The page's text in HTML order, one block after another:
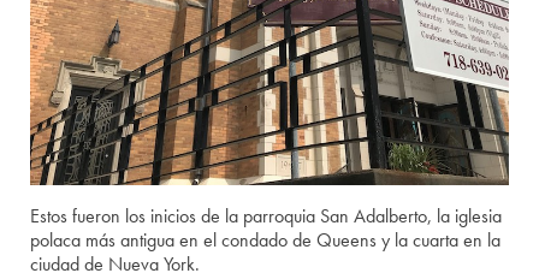
Estos fueron los inicios de la parroquia San Adalberto, la iglesia
polaca más antigua en el condado de Queens y la cuarta en la
ciudad de Nueva York.